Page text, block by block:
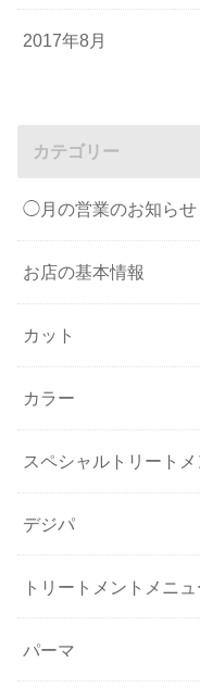
2017年8月
カテゴリー
◯月の営業のお知らせ
お店の基本情報
カット
カラー
スペシャルトリートメ
デジパ
トリートメントメニュ
パーマ